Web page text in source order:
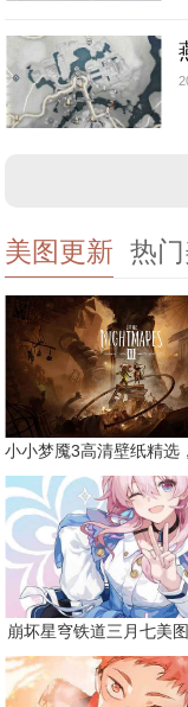
美图更新 热
崩坏星穹铁道三月七美